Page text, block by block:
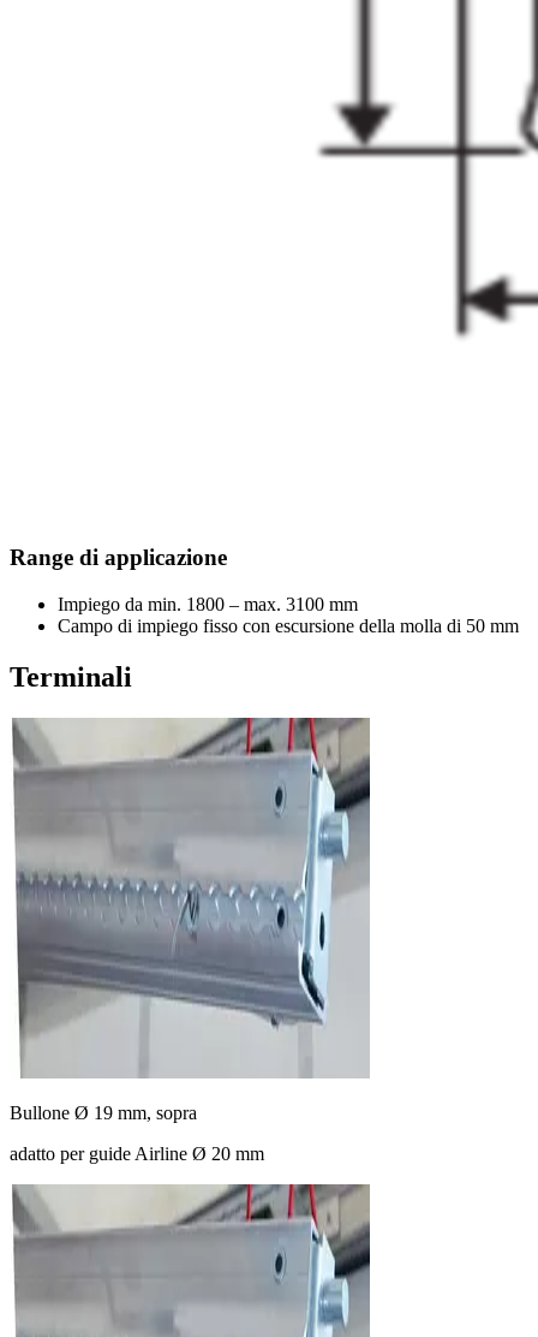
Range di applicazione
Impiego da min. 1800 – max. 3100 mm
Campo di impiego fisso con escursione della molla di 50 mm
Terminali
Bullone Ø 19 mm, sopra
adatto per guide Airline Ø 20 mm